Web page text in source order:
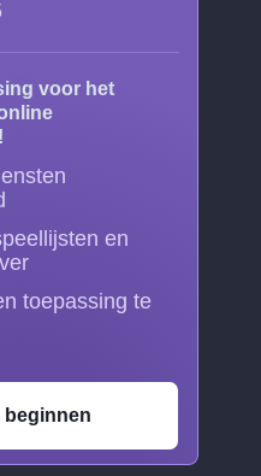
voor het
en
toepassing te
beginnen